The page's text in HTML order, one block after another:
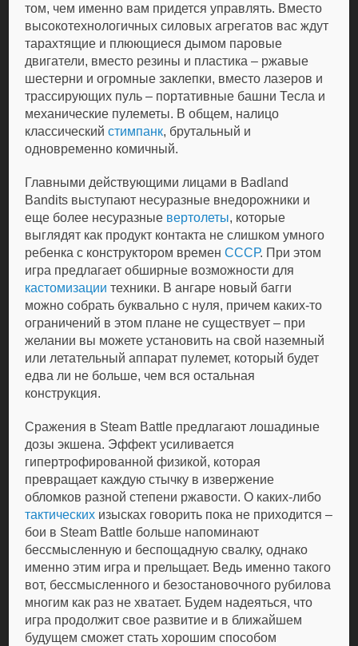
том, чем именно вам придется управлять. Вместо
высокотехнологичных силовых агрегатов вас ждут
тарахтящие и плюющиеся дымом паровые
двигатели, вместо резины и пластика – ржавые
шестерни и огромные заклепки, вместо лазеров и
трассирующих пуль – портативные башни Тесла и
механические пулеметы. В общем, налицо
классическийстимпанк, брутальный и
одновременно комичный.
Главными действующими лицами в Badland
Bandits выступают несуразные внедорожники и
еще более несуразные вертолеты, которые
выглядят как продукт контакта не слишком умного
ребенка с конструктором временСССР. При этом
игра предлагает обширные возможности для
кастомизации техники. В ангаре новый багги
можно собрать буквально с нуля, причем каких-то
ограничений в этом плане не существует – при
желании вы можете установить на свой наземный
или летательный аппарат пулемет, который будет
едва ли не больше, чем вся остальная
конструкция.
Сражения в Steam Battle предлагают лошадиные
дозы экшена. Эффект усиливается
гипертрофированной физикой, которая
превращает каждую стычку в извержение
обломков разной степени ржавости. О каких-либо
тактических изысках говорить пока не приходится –
бои в Steam Battle больше напоминают
бессмысленную и беспощадную свалку, однако
именно этим игра и прельщает. Ведь именно такого
вот, бессмысленного и безостановочного рубилова
многим как раз не хватает. Будем надеяться, что
игра продолжит свое развитие и в ближайшем
будущем сможет стать хорошим способом